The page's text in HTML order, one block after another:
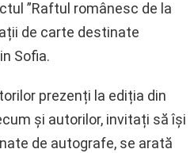
”Raftul românesc de la
de carte destinate
Sofia.
prezenți la ediția din
și autorilor, invitați să își
de autografe, se arată